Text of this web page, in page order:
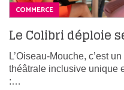
COMMERCE
Le Colibri déploie
L’Oiseau-Mouche, c’est
théâtrale inclusive unique
:…